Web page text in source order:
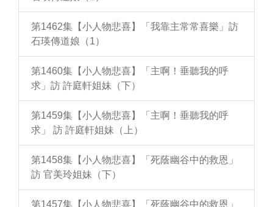
第1462集【小人物悲喜】「我靠主常常喜樂」訪
石瑛傳道娘（1）
第1460集【小人物悲喜】「主啊！垂聽我的呼
求」訪 許庭軒姐妹（下）
第1459集【小人物悲喜】「主啊！垂聽我的呼
求」 訪 許庭軒姐妹（上）
第1458集【小人物悲喜】「死蔭幽谷中的救恩」
訪 官美玲姐妹（下）
第1457集【小人物悲喜】「死蔭幽谷中的救恩」